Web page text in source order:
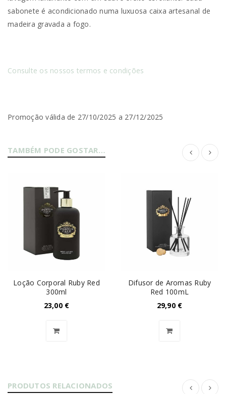
sabonete é acondicionado numa luxuosa caixa artesanal de
madeira gravada a fogo.
Consulte os nossos termos e condições
Promoção válida de 27/10/2025 a 27/12/2025
TAMBÉM PODE GOSTAR…
Loção Corporal Ruby Red
300ml
23,00 €
Difusor de Aromas Ruby
Red 100mL
29,90 €
PRODUTOS RELACIONADOS